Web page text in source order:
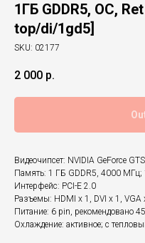
1ГБ GDDR5, OC,
top/di/1gd5]
SKU: 02177
2 000 р.
Видеочипсет: NVIDIA GeForce
Память: 1 ГБ GDDR5, 4000 МГц;
Интерфейс: PCI-E 2.0
Разъемы: HDMI х 1, DVI х 1, VGA
Питание: 6 pin, рекомендовано
Охлаждение: активное; с